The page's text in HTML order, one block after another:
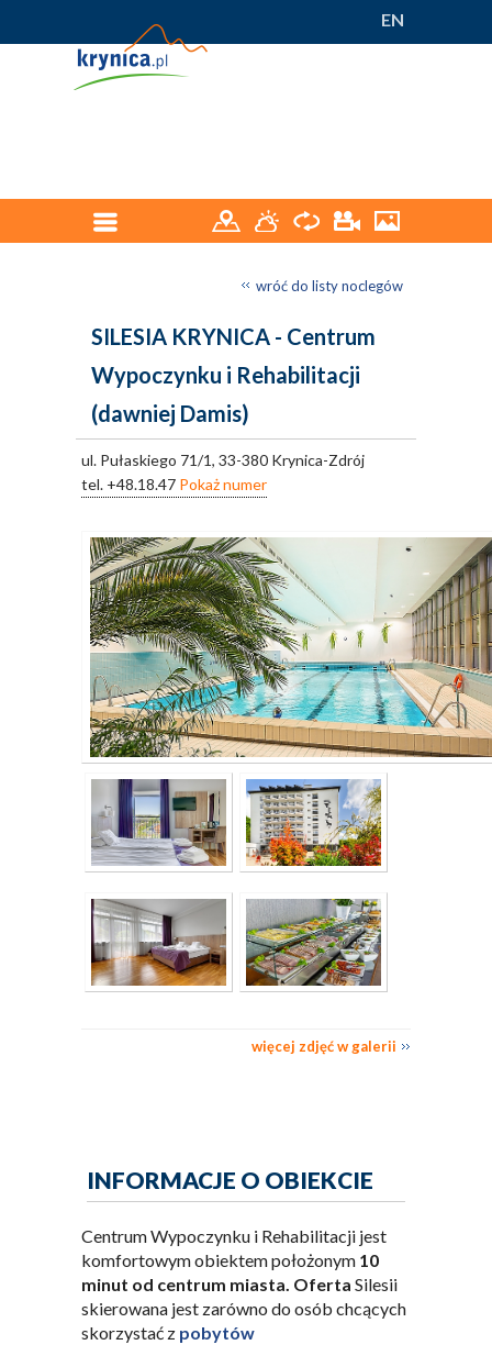
EN
wróć do listy noclegów
SILESIA KRYNICA - Centrum
Wypoczynku i Rehabilitacji
(dawniej Damis)
ul. Pułaskiego 71/1, 33-380 Krynica-Zdrój
tel. +48.18.47 Pokaż numer
więcej zdjęć w galerii
INFORMACJE O OBIEKCIE
Centrum Wypoczynku i Rehabilitacji jest
komfortowym obiektem położonym 10
minut od centrum miasta. Oferta Silesii
skierowana jest zarówno do osób chcących
skorzystać z pobytów